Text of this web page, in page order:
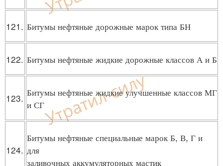
121. Битумы нефтяные дорожные марок типа БН
122. Битумы нефтяные жидкие дорожные классов А и Б
123. Битумы нефтяные жидкие улучшенные классов МГ
и СГ
124.
Битумы нефтяные специальные марок Б, В, Г и
для
заливочных аккумуляторных мастик